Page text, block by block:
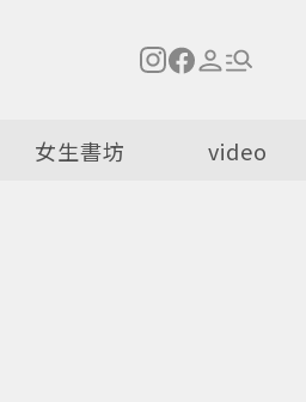
女生書坊 video